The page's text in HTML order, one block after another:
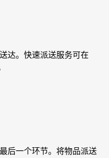
达。快速派送服务可在
后一个环节。将物品派送